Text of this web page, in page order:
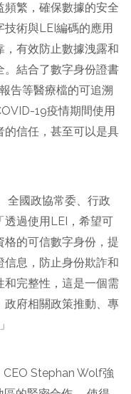
繁，確保數據的安全
術與LEI編碼的應用
有效防止數據洩露和
。結合了數字身份證書
告等醫療檔的可追溯
19疫情期間使用
的信任，甚至可以是具
全國政協常委、行政
透過使用LEI，希望可
格的可信數字身份，提
息，防止身份欺詐和
完整性，這是一個需
府相關政策推動、專
CEO Stephan Wolf強